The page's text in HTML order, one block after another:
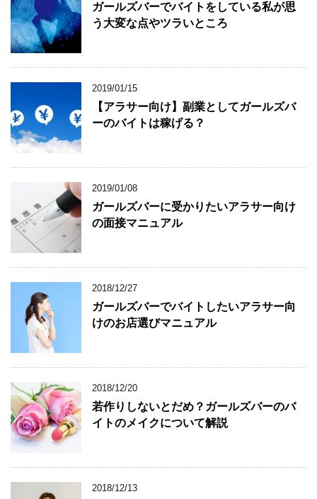
ガールズバーでバイトをしている私が思
う大変な点やツラいところ
2019/01/15
【アラサー向け】副業としてガールズバ
ーのバイトは稼げる？
2019/01/08
ガールズバーに受かりたいアラサー向け
の面接マニュアル
2018/12/27
ガールズバーでバイトしたいアラサー向
けのお店選びマニュアル
2018/12/20
若作りしないとだめ？ガールズバーのバ
イトのメイクについて解説
2018/12/13